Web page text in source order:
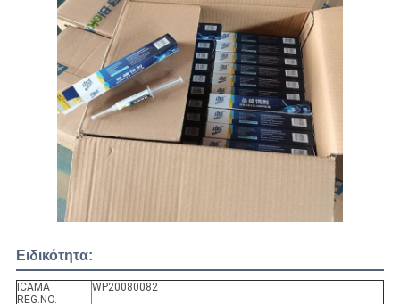
Ειδικότητα:
ICAMA
REG.NO.
WP20080082